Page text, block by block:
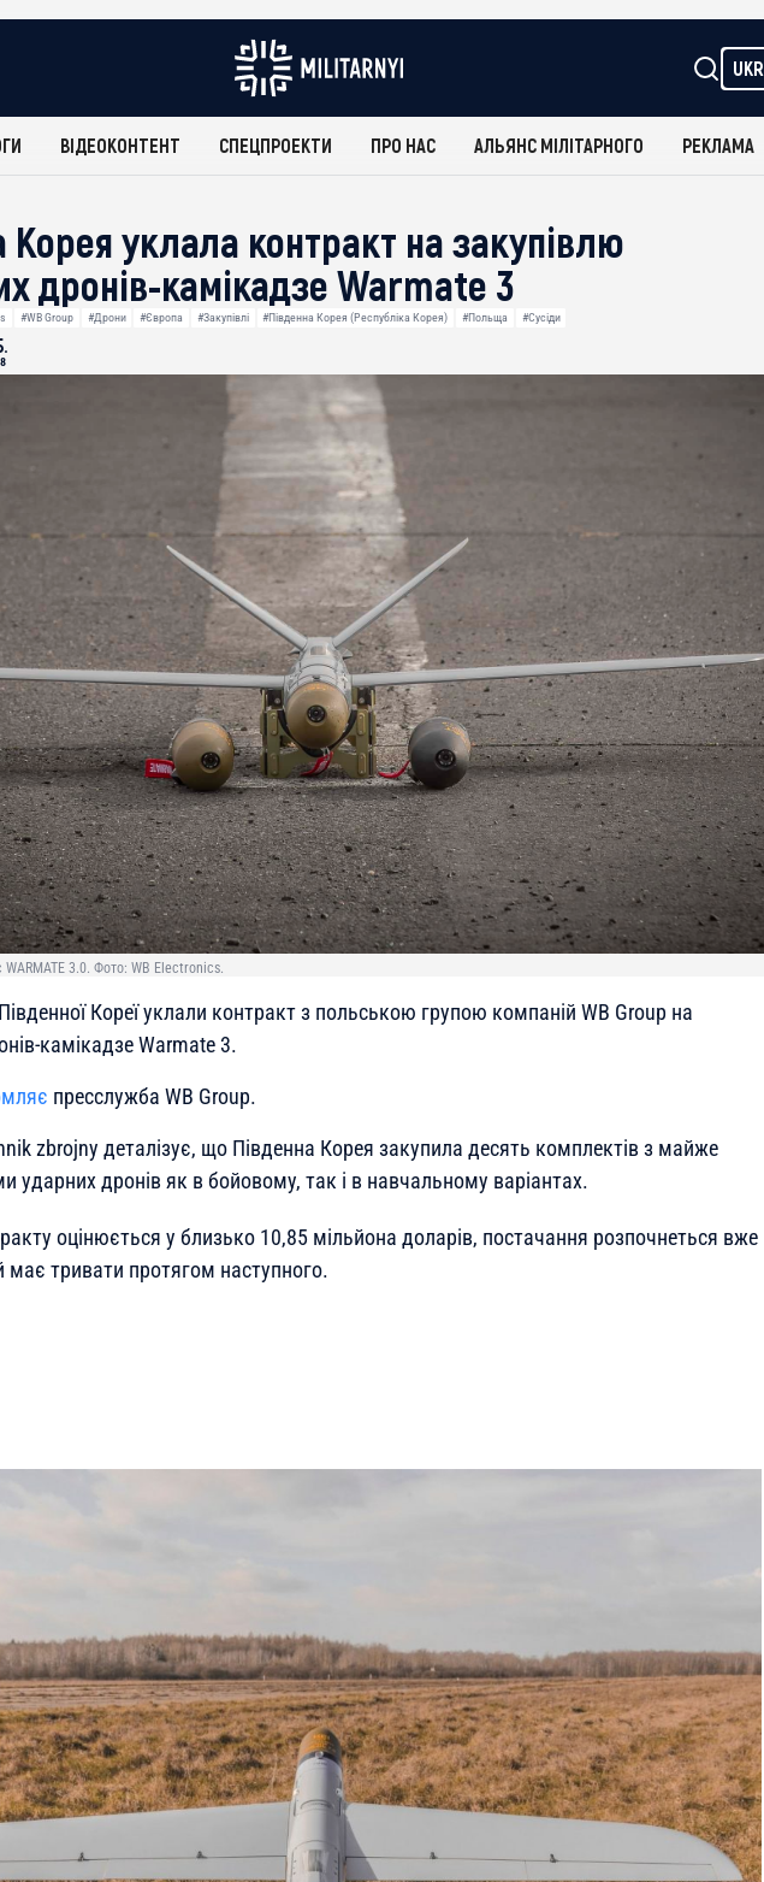
UKR
ВІДЕОКОНТЕНТ СПЕЦПРОЕКТИ ПРО НАС АЛЬЯНС МІЛІТАРНОГО РЕКЛАМА
Корея уклала контракт на закупівлю
дронів-камікадзе Warmate 3
#WB Group #Дрони #Європа #Закупівлі #Південна Корея (Республіка Корея) #Польща #Сусіди
3.0. Фото: WB Electronics.
Кореї уклали контракт з польською групою компаній WB Group на
камікадзе Warmate 3.
пресслужба WB Group.
zbrojny деталізує, що Південна Корея закупила десять комплектів з майже
ударних дронів як в бойовому, так і в навчальному варіантах.
оцінюється у близько 10,85 мільйона доларів, постачання розпочнеться вже
має тривати протягом наступного.